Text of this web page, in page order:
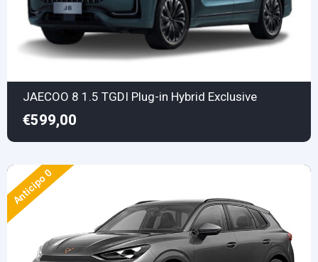
JAECOO 8 1.5 TGDI Plug-in Hybrid Exclusive
€599,00
Anticipo 0